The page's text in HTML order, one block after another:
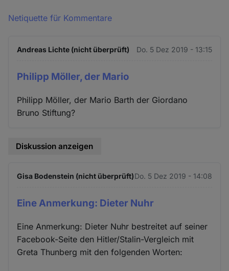
Netiquette für Kommentare
Andreas Lichte (nicht überprüft) Do. 5 Dez 2019 - 13:15
Philipp Möller, der Mario
Philipp Möller, der Mario Barth der Giordano
Bruno Stiftung?
Diskussion anzeigen
Gisa Bodenstein (nicht überprüft)Do. 5 Dez 2019 - 14:08
Eine Anmerkung: Dieter Nuhr
Eine Anmerkung: Dieter Nuhr bestreitet auf seiner
Facebook-Seite den Hitler/Stalin-Vergleich mit
Greta Thunberg mit den folgenden Worten: